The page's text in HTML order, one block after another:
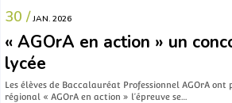
30 / JAN. 2026
« AGOrA en action » un
lycée
Les élèves de Baccalauréat Professionnel AGOrA
régional « AGOrA en action » l’épreuve se…